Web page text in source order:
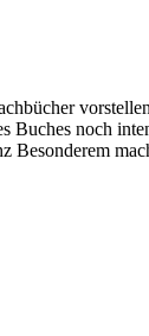
vorstellen
Buches noch
Besonderem